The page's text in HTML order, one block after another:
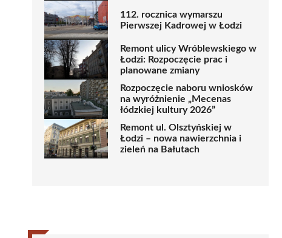
112. rocznica wymarszu
Pierwszej Kadrowej w Łodzi
Remont ulicy Wróblewskiego w
Łodzi: Rozpoczęcie prac i
planowane zmiany
Rozpoczęcie naboru wniosków
na wyróżnienie „Mecenas
łódzkiej kultury 2026”
Remont ul. Olsztyńskiej w
Łodzi – nowa nawierzchnia i
zieleń na Bałutach